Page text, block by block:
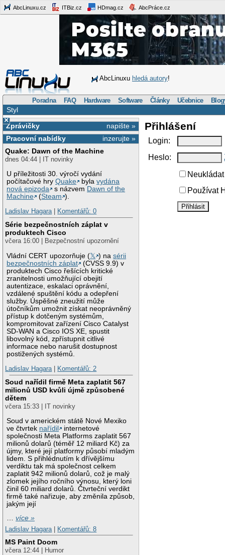
AbcLinuxu.cz ITBiz.cz HDmag.cz AbcPráce.cz
AbcLinuxu hledá autory!
Poradna FAQ Hardware Software Články Učebnice
Styl
×
napište »
Zprávičky
inzerujte »
Pracovní nabídky
Quake: Dawn of the Machine
dnes 04:44 | IT novinky
U příležitosti 30. výročí vydání
počítačové hryQuake bylavydána
nová epizoda
s názvem Dawn of the
Machine
(Steam ).
Ladislav Hagara| Komentářů: 0
Série bezpečnostních záplat v
produktech Cisco
včera 16:00 | Bezpečnostní upozornění
Vládní CERT upozorňuje (𝕏 ) nasérii
bezpečnostních záplat
(CVSS 9.9) v
produktech Cisco řešících kritické
zranitelnosti umožňující obejití
autentizace, eskalaci oprávnění,
vzdálené spuštění kódu a odepření
služby. Úspěšné zneužití může
útočníkům umožnit získat neoprávněný
přístup k dotčeným systémům,
kompromitovat zařízení Cisco Catalyst
SD-WAN a Cisco IOS XE, spustit
libovolný kód, zpřístupnit citlivé
informace nebo narušit dostupnost
postižených systémů.
Ladislav Hagara| Komentářů: 2
Soud nařídil firmě Meta zaplatit 567
milionů USD kvůli újmě způsobené
dětem
včera 15:33 | IT novinky
Soud v americkém státě Nové Mexiko
ve čtvrtek nařídil
internetové
společnosti Meta Platforms zaplatit 567
milionů dolarů (téměř 12 miliard Kč) za
újmy, které její platformy působí mladým
lidem. S přihlédnutím k dřívějšímu
verdiktu tak má společnost celkem
zaplatit 942 milionů dolarů, což je malý
zlomek jejího ročního výnosu, který loni
činil 60 miliard dolarů. Čtvrteční verdikt
firmě také nařizuje, aby změnila způsob,
jakým její
…více »
Ladislav Hagara
Komentářů: 8
MS Paint Doom
včera 12:44 | Humor
Přihlášení
Login:
Heslo:
Používat